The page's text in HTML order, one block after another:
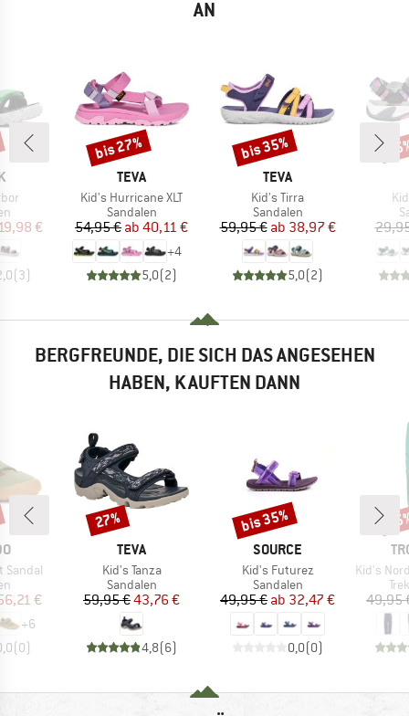
AN
Preis
€
(3)
MARKE
TEVA
Artikel
Kid's Hurricane XLT
Produktgruppe
Sandalen
Preis
54,95 € reduzierter Preis
ab 40,11 €
+4
5,0(2)
Rabatt
bis 27%
MARKE
TEVA
Artikel
Kid's Tirra
Produktgruppe
Sandalen
Preis
59,95 € reduzierter Preis
ab 38,97 €
5,0(2)
Rabatt
bis 35%
BERGFREUNDE, DIE SICH DAS ANGESEHEN
HABEN, KAUFTEN DANN
Sandal
Preis
€
+6
(0)
MARKE
TEVA
Artikel
Kid's Tanza
Produktgruppe
Sandalen
Preis
59,95 €reduzierter Preis
43,76 €
4,8(6)
Rabatt
27%
MARKE
SOURCE
Artikel
Kid's Futurez
Produktgruppe
Sandalen
Preis
49,95 € reduzierter Preis
ab 32,47 €
0,0(0)
Rabatt
bis 35%
Artikel
Kid's
49,95